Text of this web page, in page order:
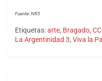
Fuente: NR5
Etiquetas:arte, Bragado,
La Argentinidad 3, Viva la